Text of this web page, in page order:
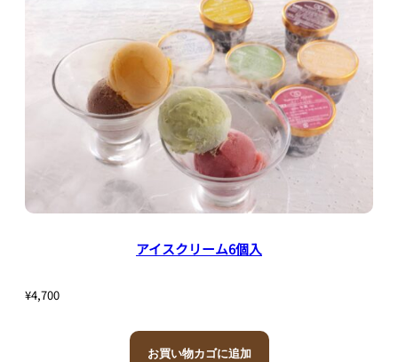
アイスクリーム6個入
¥4,700
お買い物カゴに追加